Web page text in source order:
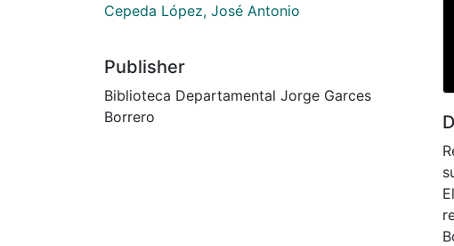
Cepeda López, José Antonio
Publisher
Biblioteca Departamental Jorge Garces
Borrero